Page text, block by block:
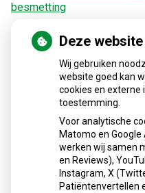
besmetting
Zorgverzekeraars
Deze
Wij gebruiken
website goed kan
cookies en externe
toestemming.
Voor analytische
Matomo en
werken wij samen
en Reviews),
Instagram, X
Patiëntenvertellen